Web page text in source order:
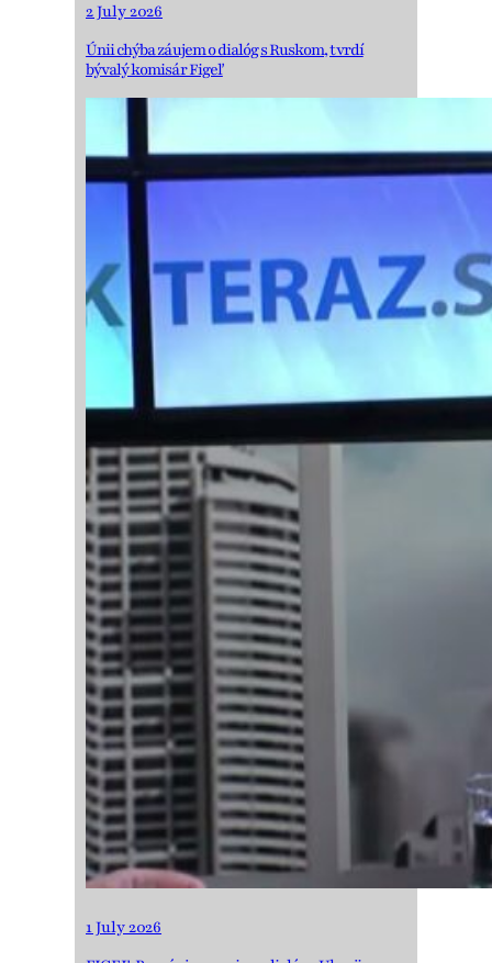
2 July 2026
Únii chýba záujem o dialóg s Ruskom, tvrdí
bývalý komisár Figeľ
1 July 2026